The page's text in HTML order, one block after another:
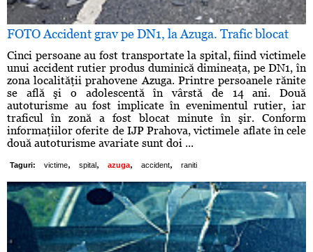
FOTO Accident grav pe DN1, la Azuga. Trafic blocat
Cinci persoane au fost transportate la spital, fiind victimele
unui accident rutier produs duminică dimineaţa, pe DN1, în
zona localităţii prahovene Azuga. Printre persoanele rănite
se află şi o adolescentă în vârstă de 14 ani. Două
autoturisme au fost implicate în evenimentul rutier, iar
traficul în zonă a fost blocat minute în şir. Conform
informaţiilor oferite de IJP Prahova, victimele aflate în cele
două autoturisme avariate sunt doi ...
Taguri: victime, spital , azuga, accident, raniti